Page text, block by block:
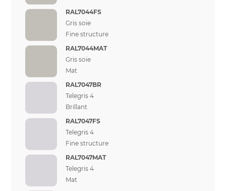
RAL7044FS
Gris soie
Fine structure
RAL7044MAT
Gris soie
Mat
RAL7047BR
Telegris 4
Brillant
RAL7047FS
Telegris 4
Fine structure
RAL7047MAT
Telegris 4
Mat